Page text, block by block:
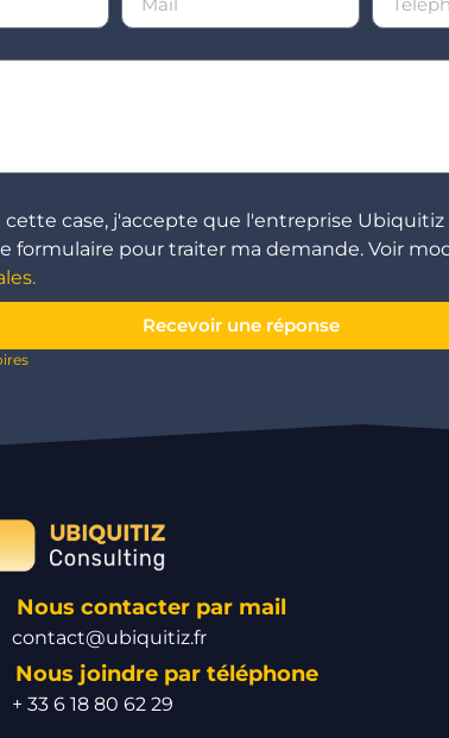
cette case, j'accepte que l'entreprise Ubiquitiz
formulaire pour traiter ma demande. Voir
Recevoir une réponse
Nous contacter par mail
contact@ubiquitiz.fr
Nous joindre par téléphone
+ 33 6 18 80 62 29